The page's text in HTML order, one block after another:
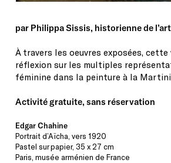
par Philippa Sissis, historienne de l’art
À travers les oeuvres exposées,
réflexion sur les multiples
féminine dans la peinture à la
Activité gratuite, sans réservation
Edgar Chahine
Portrait d’Aïcha, vers 1920
Pastel sur papier, 35 x 27 cm
Paris, musée arménien de France